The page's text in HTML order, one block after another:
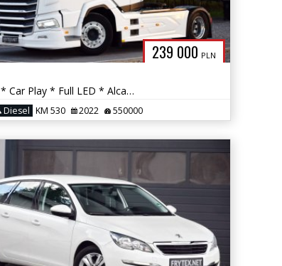
239 000 PLN
Alufelgi * Car Play * Full LED * Alcantara * DAF Premium Audio *
Diesel KM 530 2022 550000